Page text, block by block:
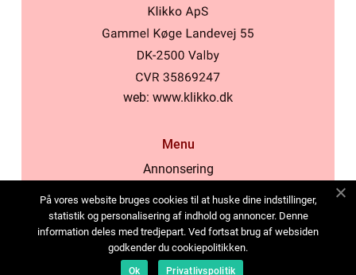
web: www.klikko.dk
Menu
Annonsering
Cookies
Kontakta oss
Sitemap
På vores website bruges cookies til at huske dine indstillinger,
statistik og personalisering af indhold og annoncer. Denne
information deles med tredjepart. Ved fortsat brug af websiden
godkender du cookiepolitikken.
Ok Privatlivspolitik